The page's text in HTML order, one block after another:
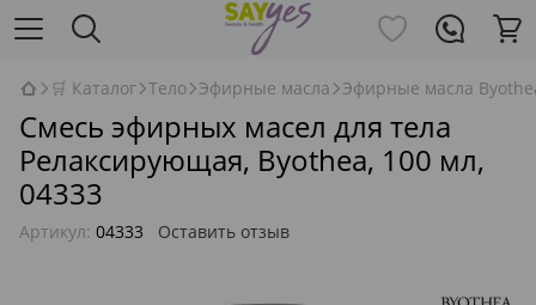
🛒 Каталог Тело Эфирные масла Эфирные масла
Смесь эфирных масел для тела
Релаксирующая, Byothea, 100 мл,
04333
Артикул: 04333 Оставить отзыв